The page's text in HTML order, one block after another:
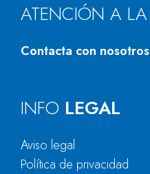
ATENCIÓN A LA
Contacta con nosotros
INFO LEGAL
Aviso legal
Política de privacidad